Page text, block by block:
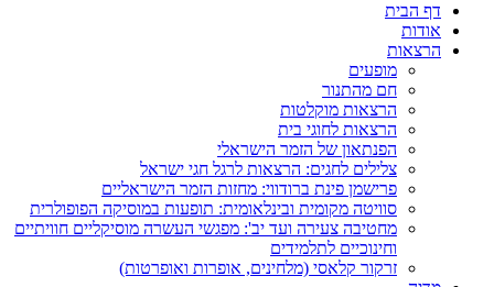
דף הבית
אודות
הרצאות
מופעים
חם מהתנור
הרצאות מוקלטות
הרצאות לחוגי בית
הפנתאון של הזמר הישראלי
צלילים לחגים: הרצאות לרגל חגי ישראל
פרישמן פינת ברודווי: מחזות הזמר הישראליים
סוויטה מקומית ובינלאומית: תופעות במוסיקה הפופולרית
מחטיבה צעירה ועד יב': מפגשי העשרה מוסיקליים חוויתיים
וחינוכיים לתלמידים
זרקור קלאסי (מלחינים, אופרות ואופרטות)